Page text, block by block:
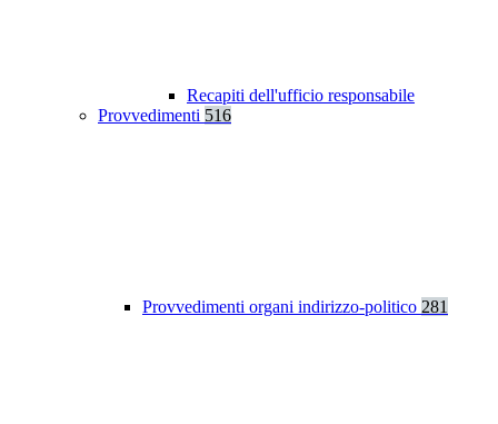
Recapiti dell'ufficio responsabile
Provvedimenti 516
Provvedimenti organi indirizzo-politico 281